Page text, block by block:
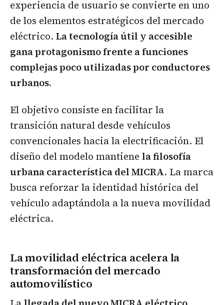
experiencia de usuario se convierte en uno
de los elementos estratégicos del mercado
eléctrico. La tecnología útil y accesible
gana protagonismo frente a funciones
complejas poco utilizadas por conductores
urbanos.
El objetivo consiste en facilitar la
transición natural desde vehículos
convencionales hacia la electrificación. El
diseño del modelo mantiene la filosofía
urbana característica del MICRA. La marca
busca reforzar la identidad histórica del
vehículo adaptándola a la nueva movilidad
eléctrica.
La movilidad eléctrica acelera la
transformación del mercado
automovilístico